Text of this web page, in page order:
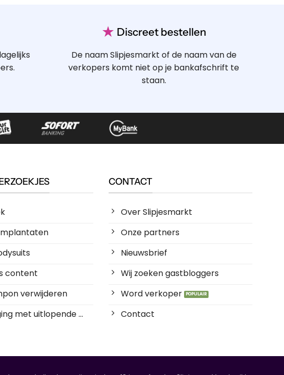
★ Discreet bestellen
De naam Slipjesmarkt of de naam van de
verkopers komt niet op je bankafschrift te
staan.
content
verwijderen
met uitlopende ...
CONTACT
Over Slipjesmarkt
Onze partners
Nieuwsbrief
Wij zoeken gastbloggers
Word verkoper
Contact